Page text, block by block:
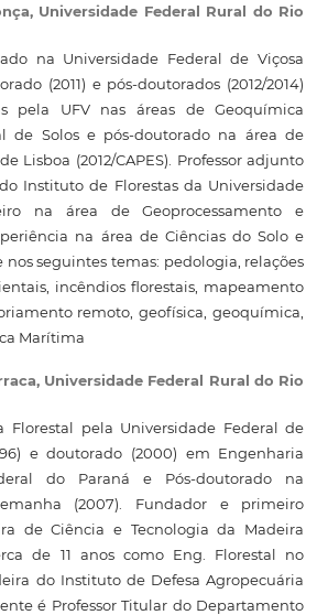
Universidade Federal Rural do Rio
na Universidade Federal de Viçosa
(2011) e pós-doutorados (2012/2014)
pela UFV nas áreas de Geoquímica
de Solos e pós-doutorado na área de
Lisboa (2012/CAPES). Professor adjunto
Instituto de Florestas da Universidade
na área de Geoprocessamento e
na área de Ciências do Solo e
seguintes temas: pedologia, relações
incêndios florestais, mapeamento
remoto, geofísica, geoquímica,
Marítima
Universidade Federal Rural do Rio
Florestal pela Universidade Federal de
e doutorado (2000) em Engenharia
do Paraná e Pós-doutorado na
(2007). Fundador e primeiro
de Ciência e Tecnologia da Madeira
de 11 anos como Eng. Florestal no
do Instituto de Defesa Agropecuária
é Professor Titular do Departamento